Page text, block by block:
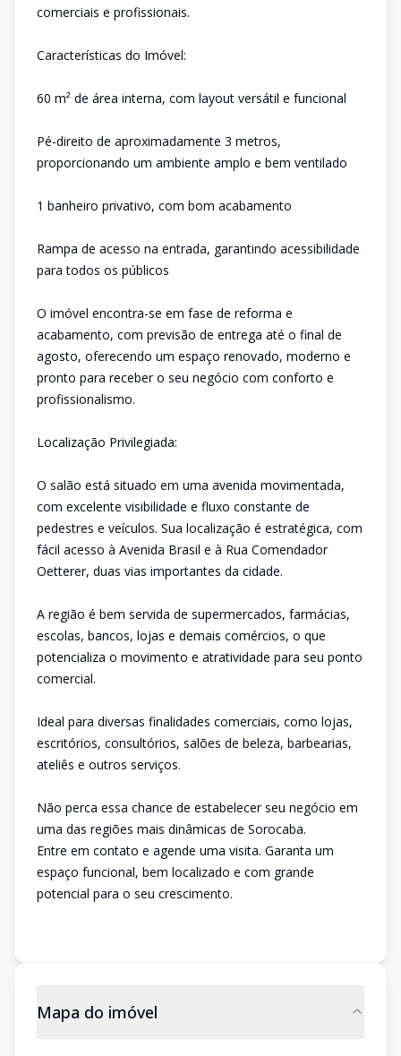
comerciais e profissionais.
Características do Imóvel:
60 m² de área interna, com layout versátil e funcional
Pé-direito de aproximadamente 3 metros,
proporcionando um ambiente amplo e bem ventilado
1 banheiro privativo, com bom acabamento
Rampa de acesso na entrada, garantindo acessibilidade
para todos os públicos
O imóvel encontra-se em fase de reforma e
acabamento, com previsão de entrega até o final de
agosto, oferecendo um espaço renovado, moderno e
pronto para receber o seu negócio com conforto e
profissionalismo.
Localização Privilegiada:
O salão está situado em uma avenida movimentada,
com excelente visibilidade e fluxo constante de
pedestres e veículos. Sua localização é estratégica, com
fácil acesso à Avenida Brasil e à Rua Comendador
Oetterer, duas vias importantes da cidade.
A região é bem servida de supermercados, farmácias,
escolas, bancos, lojas e demais comércios, o que
potencializa o movimento e atratividade para seu ponto
comercial.
Ideal para diversas finalidades comerciais, como lojas,
escritórios, consultórios, salões de beleza, barbearias,
ateliês e outros serviços.
Não perca essa chance de estabelecer seu negócio em
uma das regiões mais dinâmicas de Sorocaba.
Entre em contato e agende uma visita. Garanta um
espaço funcional, bem localizado e com grande
potencial para o seu crescimento.
Mapa do imóvel